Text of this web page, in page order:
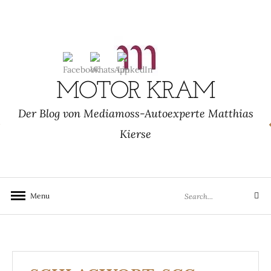
MOTOR KRAM
Der Blog von Mediamoss-Autoexperte Matthias
Kierse
Menu
for:
Search